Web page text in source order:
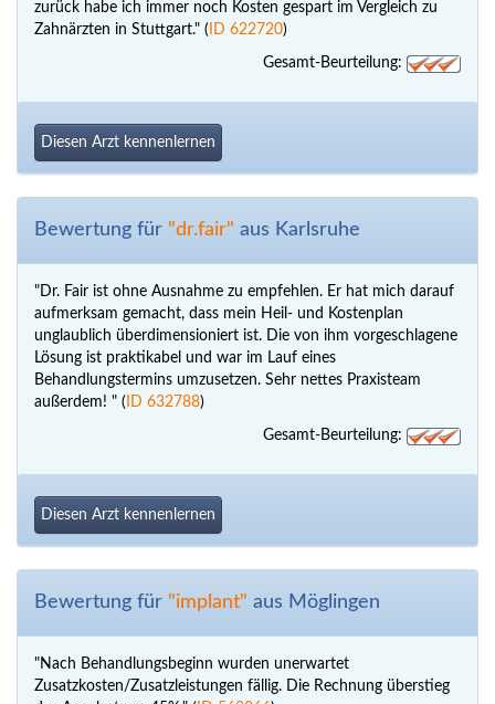
zurück habe ich immer noch Kosten gespart im Vergleich zu
Zahnärzten in Stuttgart." ( ID 622720)
Gesamt-Beurteilung:
Diesen Arzt kennenlernen
Bewertung für "dr.fair" aus Karlsruhe
"Dr. Fair ist ohne Ausnahme zu empfehlen. Er hat mich darauf
aufmerksam gemacht, dass mein Heil- und Kostenplan
unglaublich überdimensioniert ist. Die von ihm vorgeschlagene
Lösung ist praktikabel und war im Lauf eines
Behandlungstermins umzusetzen. Sehr nettes Praxisteam
außerdem! " ( ID 632788)
Gesamt-Beurteilung:
Diesen Arzt kennenlernen
Bewertung für "implant" aus Möglingen
"Nach Behandlungsbeginn wurden unerwartet
Zusatzkosten/Zusatzleistungen fällig. Die Rechnung überstieg